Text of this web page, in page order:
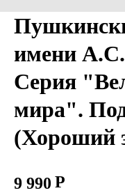
имени
Серия
мира".
(Хороший
9 990